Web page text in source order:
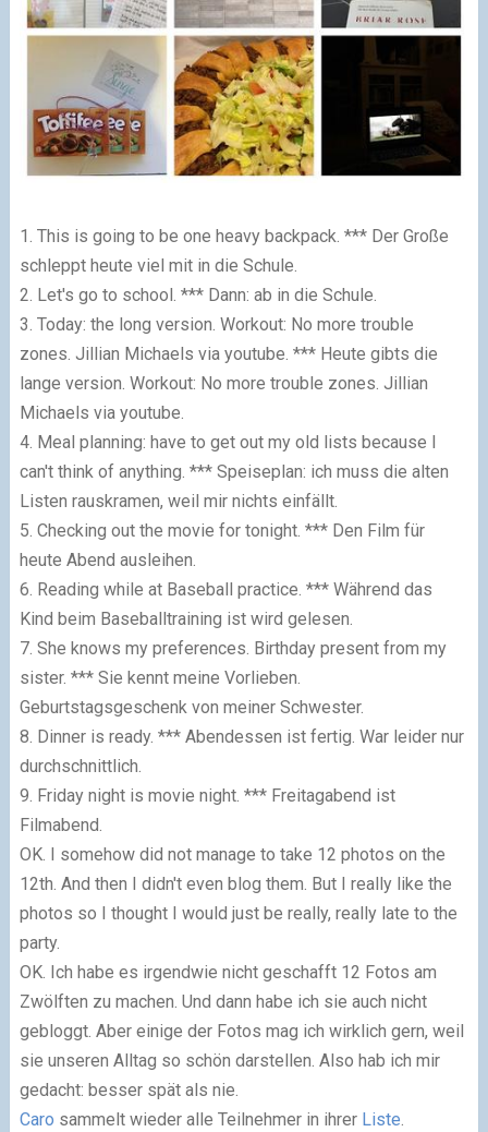
1. This is going to be one heavy backpack. *** Der Große
schleppt heute viel mit in die Schule.
2. Let's go to school. *** Dann: ab in die Schule.
3. Today: the long version. Workout: No more trouble
zones. Jillian Michaels via youtube. *** Heute gibts die
lange version. Workout: No more trouble zones. Jillian
Michaels via youtube.
4. Meal planning: have to get out my old lists because I
can't think of anything. *** Speiseplan: ich muss die alten
Listen rauskramen, weil mir nichts einfällt.
5. Checking out the movie for tonight. *** Den Film für
heute Abend ausleihen.
6. Reading while at Baseball practice. *** Während das
Kind beim Baseballtraining ist wird gelesen.
7. She knows my preferences. Birthday present from my
sister. *** Sie kennt meine Vorlieben.
Geburtstagsgeschenk von meiner Schwester.
8. Dinner is ready. *** Abendessen ist fertig. War leider nur
durchschnittlich.
9. Friday night is movie night. *** Freitagabend ist
Filmabend.
OK. I somehow did not manage to take 12 photos on the
12th. And then I didn't even blog them. But I really like the
photos so I thought I would just be really, really late to the
party.
OK. Ich habe es irgendwie nicht geschafft 12 Fotos am
Zwölften zu machen. Und dann habe ich sie auch nicht
gebloggt. Aber einige der Fotos mag ich wirklich gern, weil
sie unseren Alltag so schön darstellen. Also hab ich mir
gedacht: besser spät als nie.
Caro sammelt wieder alle Teilnehmer in ihrer Liste